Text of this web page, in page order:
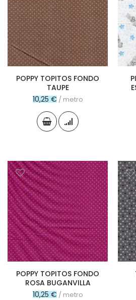
POPPY TOPITOS FONDO
TAUPE
10,25 € / metro
POPPY TOPITOS FONDO
ROSA BUGANVILLA
10,25 € / metro